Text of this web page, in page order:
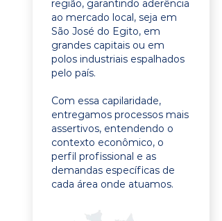
região, garantindo aderência
ao mercado local, seja em
São José do Egito, em
grandes capitais ou em
polos industriais espalhados
pelo país.
Com essa capilaridade,
entregamos processos mais
assertivos, entendendo o
contexto econômico, o
perfil profissional e as
demandas específicas de
cada área onde atuamos.